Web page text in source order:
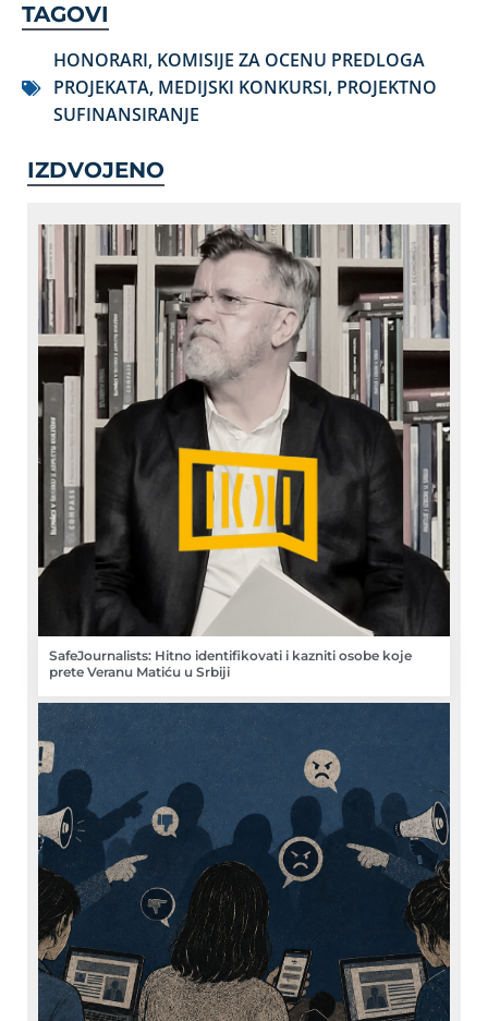
TAGOVI
HONORARI, KOMISIJE ZA OCENU PREDLOGA
PROJEKATA, MEDIJSKI KONKURSI, PROJEKTNO
SUFINANSIRANJE
IZDVOJENO
SafeJournalists: Hitno identifikovati i kazniti osobe koje
prete Veranu Matiću u Srbiji